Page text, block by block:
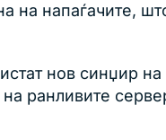
на напаѓачите,
нов синџир на
ранливите